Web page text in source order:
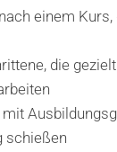
einem
die
schießen